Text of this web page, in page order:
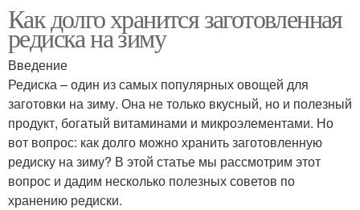
Как долго хранится заготовленная
редиска на зиму
Введение
Редиска – один из самых популярных овощей для
заготовки на зиму. Она не только вкусный, но и полезный
продукт, богатый витаминами и микроэлементами. Но
вот вопрос: как долго можно хранить заготовленную
редиску на зиму? В этой статье мы рассмотрим этот
вопрос и дадим несколько полезных советов по
хранению редиски.